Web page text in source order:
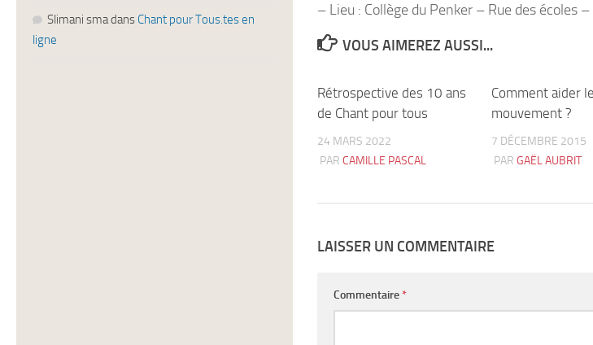
– Lieu : Collège du Penker – Rue des écoles
VOUS AIMEREZ AUSSI...
Rétrospective des 10 ans
de Chant pour tous
24 MARS 2022
PAR CAMILLE PASCAL
Comment aider le
mouvement ?
7 DÉCEMBRE 2015
PARGAËL AUBRIT
LAISSER UN COMMENTAIRE
Commentaire *
Slimani smadans Chant pour Tous.tes en
ligne